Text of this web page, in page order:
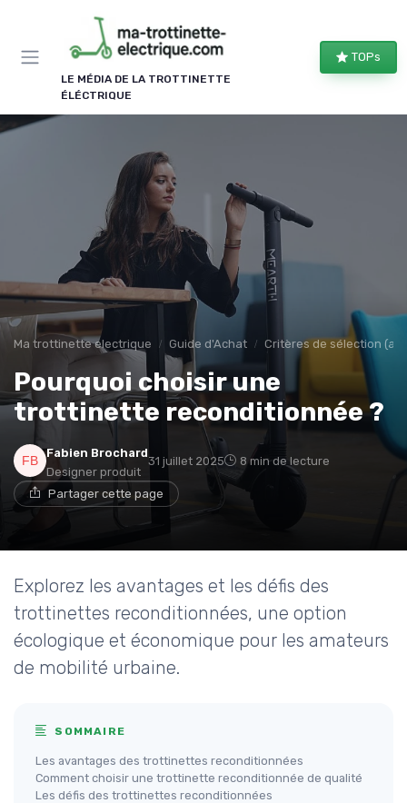
LE MÉDIA DE LA TROTTINETTE
ÉLÉCTRIQUE
TOPs
Ma trottinette electrique Guide d'Achat Critères de sélection
Pourquoi choisir une
trottinette reconditionnée ?
Fabien Brochard
Designer produit
31 juillet 2025 8 min de lecture
Partager cette page
Explorez les avantages et les défis des
trottinettes reconditionnées, une option
écologique et économique pour les amateurs
de mobilité urbaine.
SOMMAIRE
Les avantages des trottinettes reconditionnées
Comment choisir une trottinette reconditionnée de qualité
Les défis des trottinettes reconditionnées